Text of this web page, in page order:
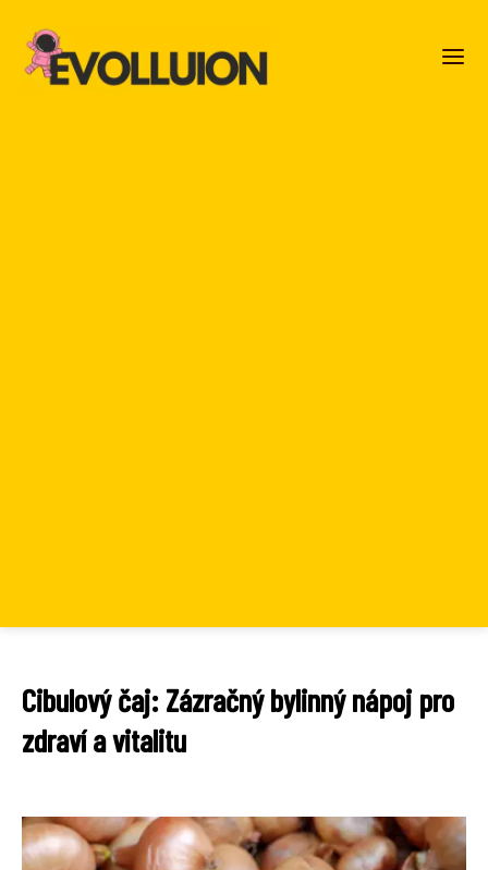
Cibulový čaj: Zázračný bylinný nápoj pro
zdraví a vitalitu